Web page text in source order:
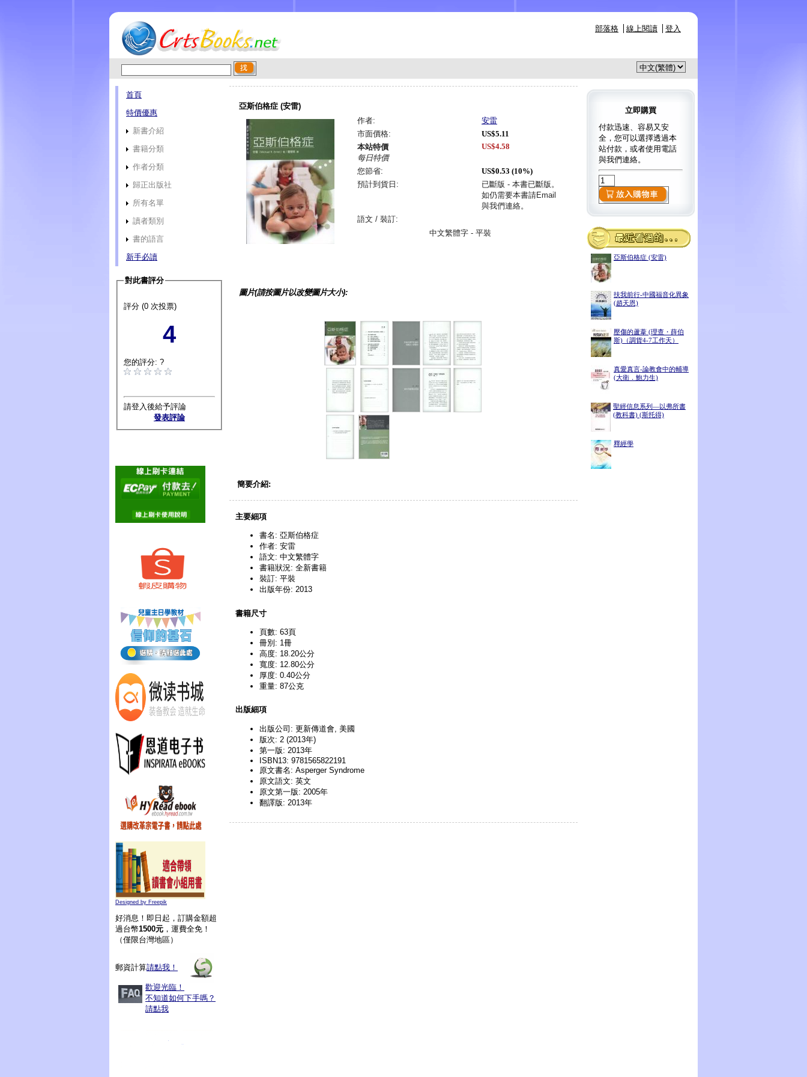
部落格 線上閱讀 登入
首頁
特價優惠
新書介紹
書籍分類
作者分類
歸正出版社
所有名單
讀者類別
書的語言
新手必讀
對此書評分
評分 (0 次投票)
4
您的評分: ?
請登入後給予評論
發表評論
Designed by Freepik
好消息！即日起，訂購金額超
過台幣1500元 ，運費全免！
（僅限台灣地區）
郵資計算請點我！
歡迎光臨！
不知道如何下手嗎？
請點我
立即購買
付款迅速、容易又安
全，您可以選擇透過本
站付款，或者使用電話
與我們連絡。
亞斯伯格症 (安雷)
扶我前行-中國福音化異象
(趙天恩)
壓傷的蘆葦 (理查・薛伯
斯)（調貨4-7工作天）
真愛真言-論教會中的輔導
(大衛．鮑力生)
聖經信息系列—以弗所書
(教科書) (斯托得)
釋經學
亞斯伯格症 (安雷)
作者:
安雷
市面價格:
US$5.11
本站特價
每日特價
US$4.58
您節省:
US$0.53 (10%)
預計到貨日:
已斷版 - 本書已斷版。
如仍需要本書請Email
與我們連絡。
語文 / 裝訂:
中文繁體字 - 平裝
圖片(請按圖片以改變圖片大小):
簡要介紹:
主要細項
書名: 亞斯伯格症
作者: 安雷
語文: 中文繁體字
書籍狀況: 全新書籍
裝訂: 平裝
出版年份: 2013
書籍尺寸
頁數: 63頁
冊別: 1冊
高度: 18.20公分
寬度: 12.80公分
厚度: 0.40公分
重量: 87公克
出版細項
出版公司: 更新傳道會, 美國
版次: 2 (2013年)
第一版: 2013年
ISBN13: 9781565822191
原文書名: Asperger Syndrome
原文語文: 英文
原文第一版: 2005年
翻譯版: 2013年